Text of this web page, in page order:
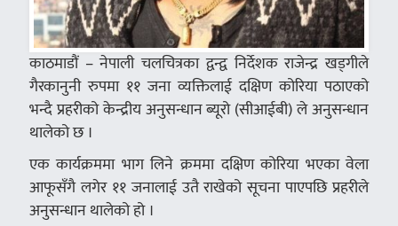
काठमाडौं – नेपाली चलचित्रका द्वन्द्व निर्देशक राजेन्द्र खड्गीले
गैरकानुनी रुपमा ११ जना व्यक्तिलाई दक्षिण कोरिया पठाएको
भन्दै प्रहरीको केन्द्रीय अनुसन्धान ब्यूरो (सीआईबी) ले अनुसन्धान
थालेको छ ।
एक कार्यक्रममा भाग लिने क्रममा दक्षिण कोरिया भएका वेला
आफूसँगै लगेर ११ जनालाई उतै राखेको सूचना पाएपछि प्रहरीले
अनुसन्धान थालेको हो ।